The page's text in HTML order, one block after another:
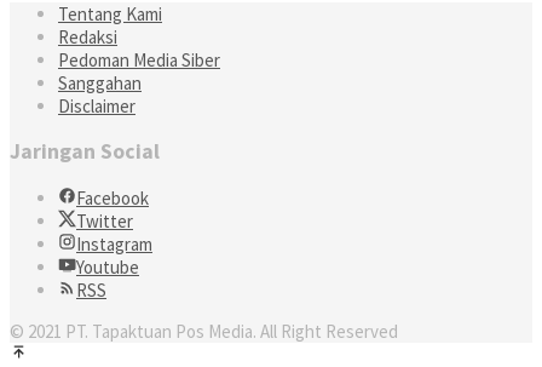
Tentang Kami
Redaksi
Pedoman Media Siber
Sanggahan
Disclaimer
Jaringan Social
Facebook
Twitter
Instagram
Youtube
RSS
© 2021 PT. Tapaktuan Pos Media. All Right Reserved